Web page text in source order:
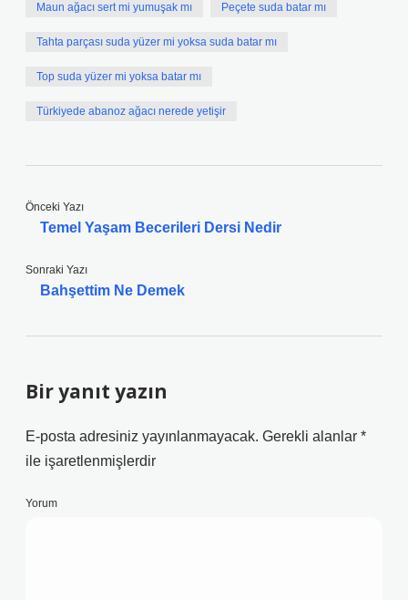
Maun ağacı sert mi yumuşak mı Peçete suda batar mı
Tahta parçası suda yüzer mi yoksa suda batar mı
Top suda yüzer mi yoksa batar mı
Türkiyede abanoz ağacı nerede yetişir
Önceki Yazı
Temel Yaşam Becerileri Dersi Nedir
Sonraki Yazı
Bahşettim Ne Demek
Bir yanıt yazın
E-posta adresiniz yayınlanmayacak. Gerekli alanlar *
ile işaretlenmişlerdir
Yorum